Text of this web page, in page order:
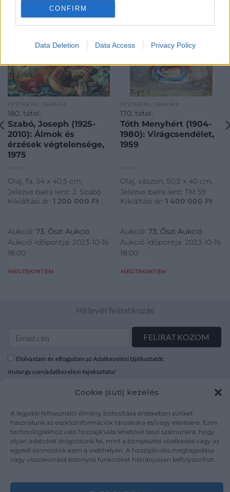
CONFIRM
Data Deletion Data Access Privacy Policy
Cookie (süti) kezelés
A legjobb felhasználói élmény biztosítása érdekében sütiket
használunk az eszközinformációk tárolására és/vagy elérésére. Ezen
technológiákhoz való hozzájárulás lehetővé teszi számunkra, hogy
olyan adatokat dolgozzunk fel, mint a böngészési viselkedés vagy az
egyedi azonosítók ezen a webhelyen. A hozzájárulás megtagadása
vagy visszavonása bizonyos funkciókat hátrányosan befolyásolhat.
FESTMÉNY, GRAFIKA
180. tétel:
Szabó, Joseph (1925-
2010): Álmok és
érzések végtelensége,
1975
Olaj, fa, 34 x 40,5 cm,
Jelezve balra lent: J. Szabó
Kikiáltási ár: 1 200 000 Ft
Aukció: 73. Őszi Aukció
Aukció időpontja: 2023-10-16
18:00
MEGTEKINTEM
FESTMÉNY, GRAFIKA
170. tétel:
Tóth Menyhért (1904-
1980): Virágcsendélet,
1959
Olaj, vászon, 50,5 x 40 cm,
Jelezve balra lent: TM 59
Kikiáltási ár: 1 400 000 Ft
Aukció: 73. Őszi Aukció
Aukció időpontja: 2023-10-16
18:00
MEGTEKINTEM
Hírlevél feliratkozás
Elolvastam és elfogadom az Adatkezelési tájékoztatót:
mutargy.com/adatkezelesi-tajekoztato/
Médiaajánlat
Karrier
Kapcsolat
Áraink
ÁSZF
Adatvédelem
Impresszum